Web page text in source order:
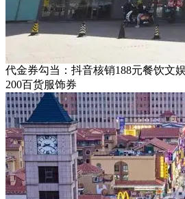
代金券勾当：抖音核销188元餐饮文
200百货服饰券